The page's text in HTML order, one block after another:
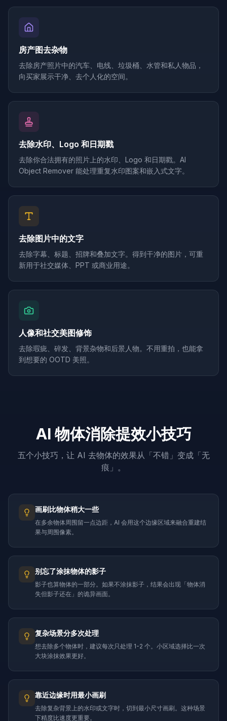
房产图去杂物
去除房产照片中的汽车、电线、垃圾桶、水管和私人物品，
向买家展示干净、去个人化的空间。
去除水印、Logo 和日期戳
去除你合法拥有的照片上的水印、Logo 和日期戳。AI
Object Remover 能处理重复水印图案和嵌入式文字。
去除图片中的文字
去除字幕、标题、招牌和叠加文字。得到干净的图片，可重
新用于社交媒体、PPT 或商业用途。
人像和社交美图修饰
去除瑕疵、碎发、背景杂物和后景人物。不用重拍，也能拿
到想要的 OOTD 美照。
AI 物体消除提效小技巧
五个小技巧，让 AI 去物体的效果从「不错」变成「无
痕」。
画刷比物体稍大一些
在多余物体周围留一点边距，AI 会用这个边缘区域来融合重建结
果与周围像素。
别忘了涂抹物体的影子
影子也算物体的一部分。如果不涂抹影子，结果会出现「物体消
失但影子还在」的诡异画面。
复杂场景分多次处理
想去除多个物体时，建议每次只处理 1-2 个。小区域选择比一次
大块涂抹效果更好。
靠近边缘时用最小画刷
去除复杂背景上的水印或文字时，切到最小尺寸画刷。这种场景
下精度比速度更重要。